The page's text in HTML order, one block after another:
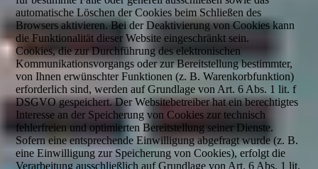
automatische Löschen der Cookies beim Schließen des
Browsers aktivieren. Bei der Deaktivierung von Cookies kann
die Funktionalität dieser Website eingeschränkt sein.
Cookies, die zur Durchführung des elektronischen
Kommunikationsvorgangs oder zur Bereitstellung bestimmter,
von Ihnen erwünschter Funktionen (z. B. Warenkorbfunktion)
erforderlich sind, werden auf Grundlage von Art. 6 Abs. 1 lit. f
DSGVO gespeichert. Der Websitebetreiber hat ein berechtigtes
Interesse an der Speicherung von Cookies zur technisch
fehlerfreien und optimierten Bereitstellung seiner Dienste.
Sofern eine entsprechende Einwilligung abgefragt wurde (z. B.
eine Einwilligung zur Speicherung von Cookies), erfolgt die
Verarbeitung ausschließlich auf Grundlage von Art. 6 Abs. 1 lit.